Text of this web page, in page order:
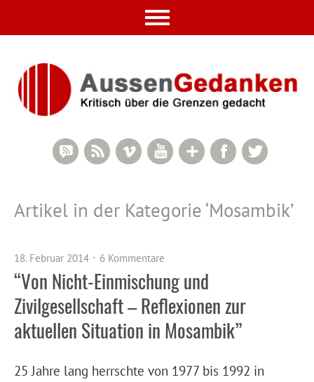
Twitter
Facebook
Google+
YouTube
Vimeo
RSS Feed
RSS Comments
Artikel in der Kategorie ‘Mosambik’
18. Februar 2014 6 Kommentare
“Von Nicht-Einmischung und
Zivilgesellschaft – Reflexionen zur
aktuellen Situation in Mosambik”
25 Jahre lang herrschte von 1977 bis 1992 in